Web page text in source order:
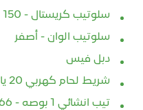
سلوتيب كريستال - 150 يارده
سلوتيب الوان - أصفر
دبل فيس
شريط لحام كهربي 20 يارده
تيب انشائي 1 بوصه - 66 يارده